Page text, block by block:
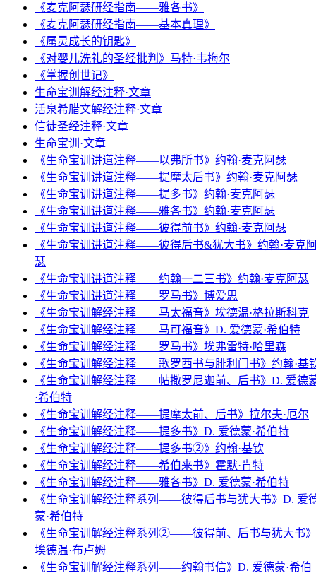
《麦克阿瑟研经指南——雅各书》
《麦克阿瑟研经指南——基本真理》
《属灵成长的钥匙》
《对婴儿洗礼的圣经批判》马特·韦梅尔
《掌握创世记》
生命宝训解经注释·文章
活泉希腊文解经注释·文章
信徒圣经注释·文章
生命宝训·文章
《生命宝训讲道注释——以弗所书》约翰·麦克阿瑟
《生命宝训讲道注释——提摩太后书》约翰·麦克阿瑟
《生命宝训讲道注释——提多书》约翰·麦克阿瑟
《生命宝训讲道注释——雅各书》约翰·麦克阿瑟
《生命宝训讲道注释——彼得前书》约翰·麦克阿瑟
《生命宝训讲道注释——彼得后书&犹大书》约翰·麦克
瑟
《生命宝训讲道注释——约翰一二三书》约翰·麦克阿瑟
《生命宝训讲道注释——罗马书》博爱思
《生命宝训解经注释——马太福音》埃德温·格拉斯科克
《生命宝训解经注释——马可福音》D. 爱德蒙·希伯特
《生命宝训解经注释——罗马书》埃弗雷特·哈里森
《生命宝训解经注释——歌罗西书与腓利门书》约翰·基
《生命宝训解经注释——帖撒罗尼迦前、后书》D. 爱德
·希伯特
《生命宝训解经注释——提摩太前、后书》拉尔夫·厄尔
《生命宝训解经注释——提多书》D. 爱德蒙·希伯特
《生命宝训解经注释——提多书②》约翰·基钦
《生命宝训解经注释——希伯来书》霍默·肯特
《生命宝训解经注释——雅各书》D. 爱德蒙·希伯特
《生命宝训解经注释系列——彼得后书与犹大书》D. 爱
蒙·希伯特
《生命宝训解经注释系列②——彼得前、后书与犹大书》
埃德温·布卢姆
《生命宝训解经注释系列——约翰书信》D. 爱德蒙·希伯